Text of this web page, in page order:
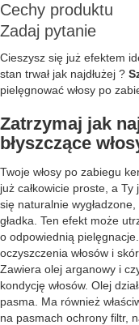
Cechy produktu
Zadaj pytanie
Cieszysz się już efektem
stan trwał jak najdłużej ?
pielęgnować włosy po
Zatrzymaj jak
błyszczące
Twoje włosy po zabiegu
już całkowicie proste, a
się naturalnie
gładka. Ten efekt może
o odpowiednią
oczyszczenia włosów i
Zawiera olej arganowy i
kondycję włosów. Olej
pasma. Ma również
na pasmach ochrony filtr,